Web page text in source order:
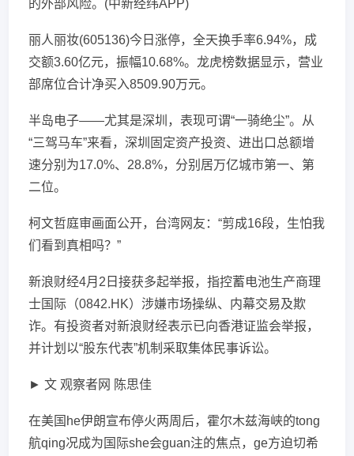
的外部风险。(中新经纬APP)
丽人丽妆(605136)今日涨停，全天换手率6.94%，成
交额3.60亿元，振幅10.68%。龙虎榜数据显示，营业
部席位合计净买入8509.90万元。
半岛电子——尤其是深圳，表现可谓“一骑绝尘”。从
“三驾马车”来看，深圳固定资产投资、进出口总额增
速分别为17.0%、28.8%，分别居万亿城市第一、第
二位。
柯文哲庭审画面公开，台湾网友：“剪成16段，生怕我
们看到真相吗？”
新浪财经4月2日接获多起举报，指控蓄电池生产商理
士国际（0842.HK）涉嫌市场操纵、内幕交易及欺
诈。有投资者对新浪财经表示已向香港证监会举报，
并计划以“股东代表”机制采取集体民事诉讼。
► 文 观察者网 陈思佳
在美国he伊朗宣布停火两周后，霍尔木兹海峡的tong
航qing况成为国际she会guan注的焦点，ge方迫切希